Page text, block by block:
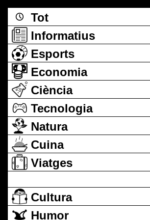
Tot
Informatius
Esports
Economia
Ciència
Tecnologia
Natura
Cuina
Viatges
Cultura
Humor